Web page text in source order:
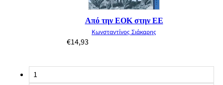
Από την ΕΟΚ στην ΕΕ
Κωνσταντίνος Σιάκαρης
€14,93
1